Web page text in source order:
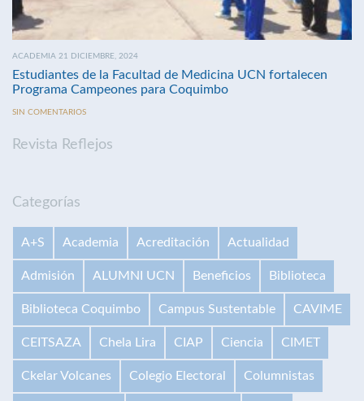
ACADEMIA 21 DICIEMBRE, 2024
Estudiantes de la Facultad de Medicina UCN fortalecen
Programa Campeones para Coquimbo
SIN COMENTARIOS
Revista Reflejos
Categorías
A+S Academia Acreditación Actualidad
Admisión ALUMNI UCN Beneficios Biblioteca
Biblioteca Coquimbo Campus Sustentable CAVIME
CEITSAZA Chela Lira CIAP Ciencia CIMET
Ckelar Volcanes Colegio Electoral Columnistas